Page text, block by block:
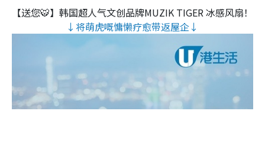
【送您🐯】韩国超人气文创品牌MUZIK TIGER 冰感风扇！
↓将萌虎嘅慵懒疗愈带返屋企↓